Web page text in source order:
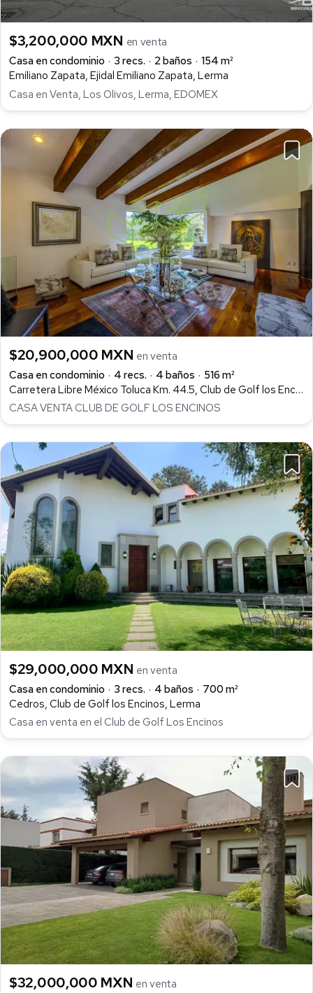
$3,200,000 MXN en venta
Casa en condominio
3 recs. 2 baños
154 m²
Emiliano Zapata, Ejidal Emiliano Zapata, Lerma
Casa en Venta, Los Olivos, Lerma, EDOMEX
$20,900,000 MXN en venta
Casa en condominio
4 recs. 4 baños
516 m²
Carretera Libre México Toluca Km. 44.5, Club de Golf los Encinos, Lerma
CASA VENTA CLUB DE GOLF LOS ENCINOS
$29,000,000 MXN en venta
Casa en condominio
3 recs. 4 baños
700 m²
Cedros, Club de Golf los Encinos, Lerma
Casa en venta en el Club de Golf Los Encinos
$32,000,000 MXN en venta